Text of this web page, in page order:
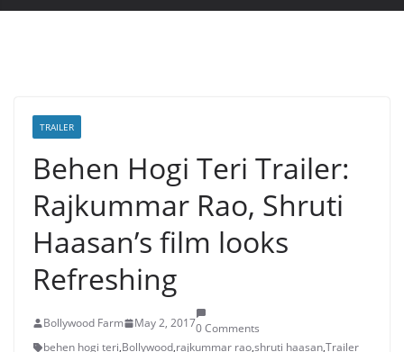
TRAILER
Behen Hogi Teri Trailer:
Rajkummar Rao, Shruti
Haasan’s film looks
Refreshing
Bollywood Farm May 2, 20170 Comments
behen hogi teri,Bollywood,rajkummar rao,shruti haasan,Trailer